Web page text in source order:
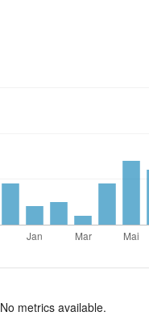
No metrics available.